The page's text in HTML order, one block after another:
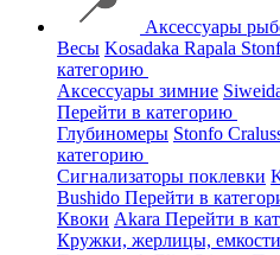
Аксессуары
Весы Kosadaka Rapala
категорию
Аксессуары зимние
Перейти в категорию
Глубиномеры Stonfo
категорию
Сигнализаторы поклевки
Bushido Перейти в
Квоки Akara Перейти в
Кружки, жерлицы,